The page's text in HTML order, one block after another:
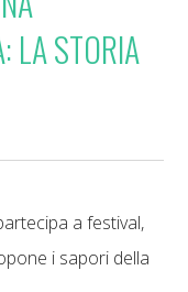
LA STORIA
a festival,
i sapori della